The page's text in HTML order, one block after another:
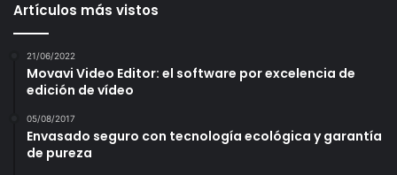
Artículos más vistos
21/06/2022
Movavi Video Editor: el software por excelencia de
edición de vídeo
05/08/2017
Envasado seguro con tecnología ecológica y garantía
de pureza